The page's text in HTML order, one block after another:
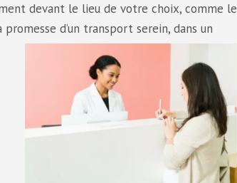
devant le lieu de votre choix, comme le
d’un transport serein, dans un